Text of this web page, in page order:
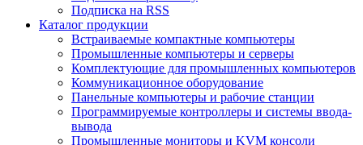
Подписка на RSS
Каталог продукции
Встраиваемые компактные компьютеры
Промышленные компьютеры и серверы
Комплектующие для промышленных компьютеров
Коммуникационное оборудование
Панельные компьютеры и рабочие станции
Программируемые контроллеры и системы ввода-
вывода
Промышленные мониторы и KVM консоли